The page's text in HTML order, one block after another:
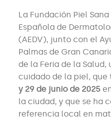
La Fundación Piel
Española de
(AEDV), junto con el
Palmas de Gran
de la Feria de la
cuidado de la piel, que
y 29 de junio de 2025
la ciudad, y que se ha
referencia local en